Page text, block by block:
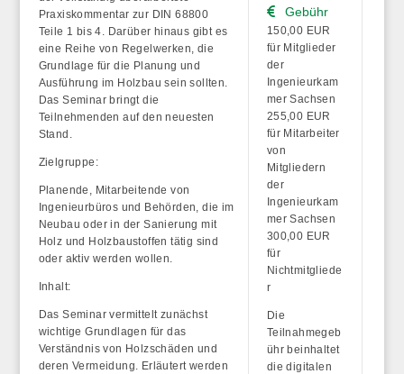
Praxiskommentar zur DIN 68800
Teile 1 bis 4. Darüber hinaus gibt es
eine Reihe von Regelwerken, die
Grundlage für die Planung und
Ausführung im Holzbau sein sollten.
Das Seminar bringt die
Teilnehmenden auf den neuesten
Stand.
Zielgruppe:
Planende, Mitarbeitende von
Ingenieurbüros und Behörden, die im
Neubau oder in der Sanierung mit
Holz und Holzbaustoffen tätig sind
oder aktiv werden wollen.
Inhalt:
Das Seminar vermittelt zunächst
wichtige Grundlagen für das
Verständnis von Holzschäden und
deren Vermeidung. Erläutert werden
Gebühr
150,00 EUR
für Mitglieder
der
Ingenieurkam
mer Sachsen
255,00 EUR
für Mitarbeiter
von
Mitgliedern
der
Ingenieurkam
mer Sachsen
300,00 EUR
für
Nichtmitgliede
r
Die
Teilnahmegeb
ühr beinhaltet
diedigitalen